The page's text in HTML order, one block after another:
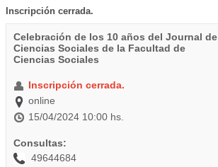
Inscripción cerrada.
Celebración de los 10 años del Journal de
Ciencias Sociales de la Facultad de
Ciencias Sociales
Inscripción cerrada.
online
15/04/2024 10:00 hs.
Consultas:
49644684